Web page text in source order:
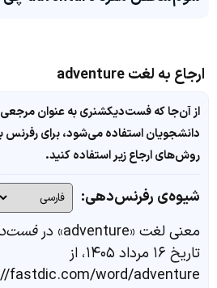
ارجاع به لغت adventure
از آن‌جا که فست‌دیکشنری به عنوان
دانشجویان استفاده می‌شود، برای رفرنس
روش‌های ارجاع زیر استفاده کنید.
شیوه‌ی رفرنس‌دهی:
معنی لغت «adventure» در
تاریخ ۱۶ مرداد ۱۴۰۵، از
fastdic.com/word/adventure